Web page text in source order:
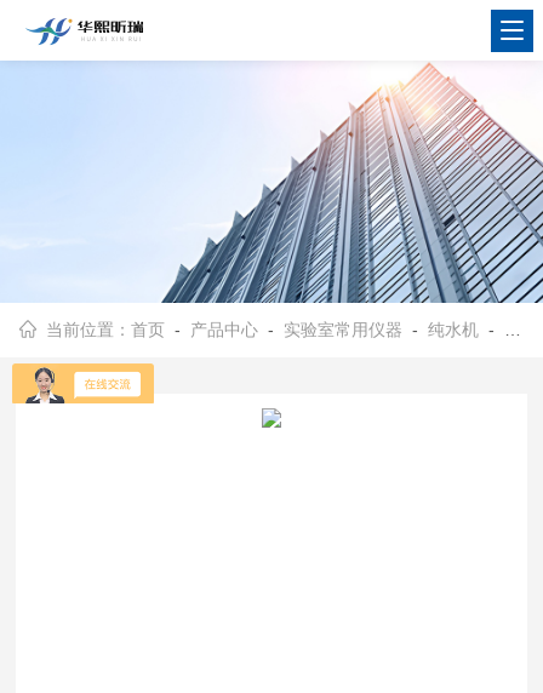
当前位置：首页 - 产品中心 - 实验室常用仪器 -纯水机 - HX-CZ-15B纯水机 超纯化处理